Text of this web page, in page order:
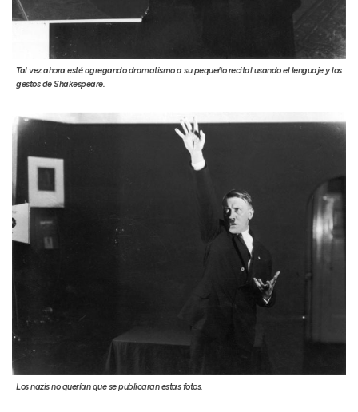
Tal vez ahora esté agregando dramatismo a su pequeño recital usando el lenguaje y los
gestos de Shakespeare.
Los nazis no querían que se publicaran estas fotos.